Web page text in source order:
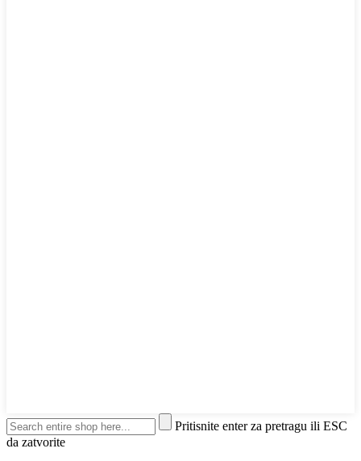
Pritisnite enter za pretragu ili ESC
da zatvorite